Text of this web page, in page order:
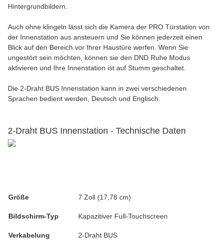
Hintergrundbildern.
Auch ohne klingeln lässt sich die Kamera der PRO Türstation von
der Innenstation aus ansteuern und Sie können jederzeit einen
Blick auf den Bereich vor Ihrer Haustüre werfen. Wenn Sie
ungestört sein möchten, können sie den DND Ruhe Modus
aktivieren und Ihre Innenstation ist auf Stumm geschaltet.
Die 2-Draht BUS Innenstation kann in zwei verschiedenen
Sprachen bedient werden, Deutsch und Englisch.
2-Draht BUS Innenstation - Technische Daten
Größe 7 Zoll (17,78 cm)
Bildschirm-Typ Kapazitiver Full-Touchscreen
Verkabelung 2-Draht BUS